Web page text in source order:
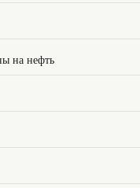
на нефть